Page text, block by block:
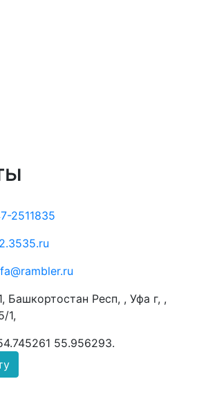
2511835
Башкортостан Респ, , Уфа г, ,
1,
55.956293.